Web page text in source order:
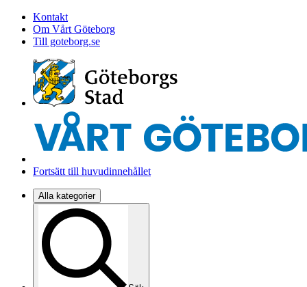
Kontakt
Om Vårt Göteborg
Till goteborg.se
Fortsätt till huvudinnehållet
Alla kategorier